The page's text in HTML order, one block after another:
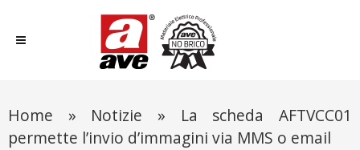
Home » Notizie » La scheda AFTVCC01
permette l’invio d’immagini via MMS o email